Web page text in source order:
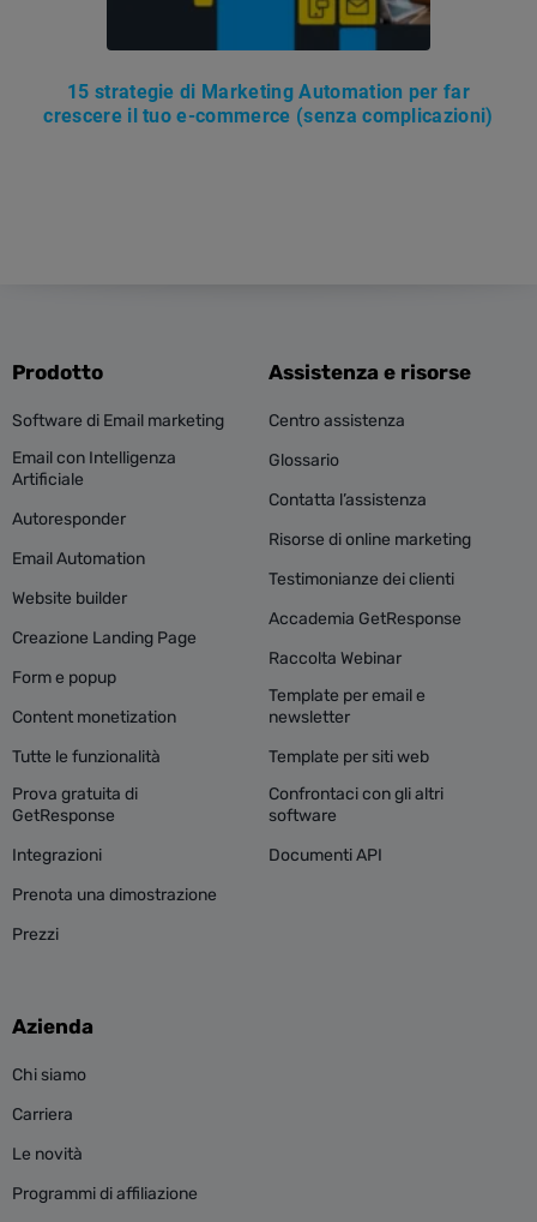
15 strategie di Marketing Automation per far
crescere il tuo e-commerce (senza complicazioni)
Prodotto
Software di Email marketing
Email con Intelligenza
Artificiale
Autoresponder
Email Automation
Website builder
Creazione Landing Page
Form e popup
Content monetization
Tutte le funzionalità
Prova gratuita di
GetResponse
Integrazioni
Prenota una dimostrazione
Prezzi
Assistenza e risorse
Centro assistenza
Glossario
Contatta l’assistenza
Risorse di online marketing
Testimonianze dei clienti
Accademia GetResponse
Raccolta Webinar
Template per email e
newsletter
Template per siti web
Confrontaci con gli altri
software
Documenti API
Azienda
Chi siamo
Carriera
Le novità
Programmi di affiliazione